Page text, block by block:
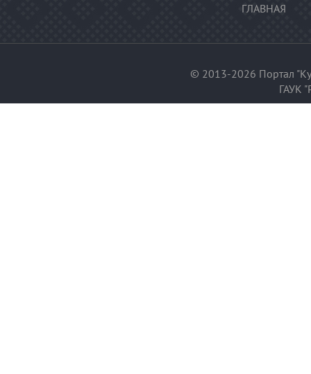
ГЛАВНАЯ
© 2013-2026 Портал
ГАУК